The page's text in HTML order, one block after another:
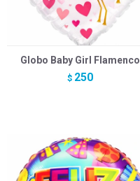
Globo Baby Girl Flamenco
$ 250